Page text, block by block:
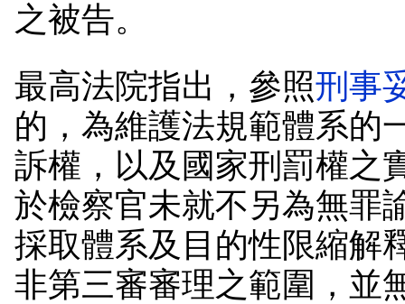
之被告。
最高法院指出，參照刑事
的，為維護法規範體系的
訴權，以及國家刑罰權之
於檢察官未就不另為無罪
採取體系及目的性限縮解
非第三審審理之範圍，並